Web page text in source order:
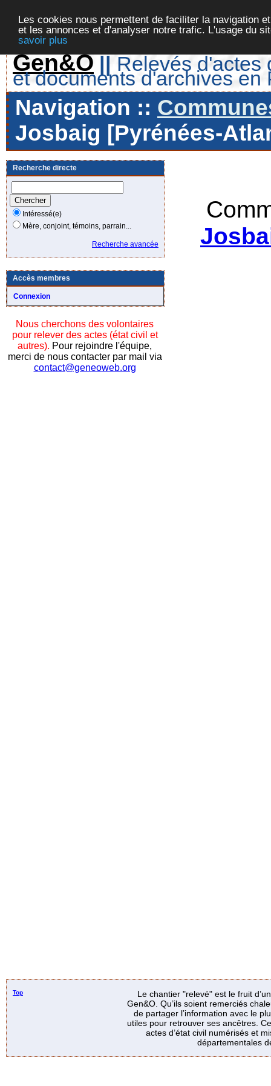
Les cookies nous permettent de faciliter la navigation
et les annonces et d'analyser notre trafic. L'usage du
savoir plus
Gen&O || Relevés d'actes
et documents d'archives en
Navigation ::
Josbaig [Pyrénées-
Recherche directe
Intéressé(e)
Mère, conjoint, témoins, parrain...
Recherche avancée
Accès membres
Connexion
Nous cherchons des volontaires
pour relever des actes (état civil et
autres). Pour rejoindre l'équipe,
merci de nous contacter par mail via
contact@geneoweb.org
Top
Le chantier "relevé" est le fruit
Gen&O. Qu’ils soient remerciés
de partager l’information avec le
utiles pour retrouver ses ancêtres.
actes d’état civil numérisés et
départementales